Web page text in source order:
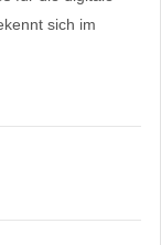
sich im